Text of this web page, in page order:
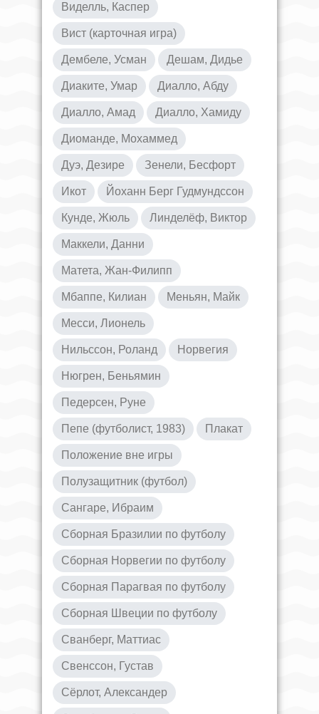
Виделль, Каспер
Вист (карточная игра)
Дембеле, Усман Дешам, Дидье
Диаките, Умар Диалло, Абду
Диалло, Амад Диалло, Хамиду
Диоманде, Мохаммед
Дуэ, Дезире Зенели, Бесфорт
Икот Йоханн Берг Гудмундссон
Кунде, Жюль Линделёф, Виктор
Маккели, Данни
Матета, Жан-Филипп
Мбаппе, Килиан Меньян, Майк
Месси, Лионель
Нильссон, Роланд Норвегия
Нюгрен, Беньямин
Педерсен, Руне
Пепе (футболист, 1983) Плакат
Положение вне игры
Полузащитник (футбол)
Сангаре, Ибраим
Сборная Бразилии по футболу
Сборная Норвегии по футболу
Сборная Парагвая по футболу
Сборная Швеции по футболу
Сванберг, Маттиас
Свенссон, Густав
Сёрлот, Александер